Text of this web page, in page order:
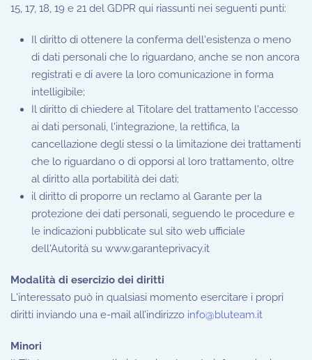
15, 17, 18, 19 e 21 del GDPR qui riassunti nei seguenti punti:
Il diritto di ottenere la conferma dell'esistenza o meno
di dati personali che lo riguardano, anche se non ancora
registrati e di avere la loro comunicazione in forma
intelligibile;
Il diritto di chiedere al Titolare del trattamento l'accesso
ai dati personali, l'integrazione, la rettifica, la
cancellazione degli stessi o la limitazione dei trattamenti
che lo riguardano o di opporsi al loro trattamento, oltre
al diritto alla portabilità dei dati;
il diritto di proporre un reclamo al Garante per la
protezione dei dati personali, seguendo le procedure e
le indicazioni pubblicate sul sito web ufficiale
dell'Autorità su www.garanteprivacy.it
Modalità di esercizio dei diritti
L'interessato può in qualsiasi momento esercitare i propri
diritti inviando una e-mail all’indirizzo info@bluteam.it
Minori